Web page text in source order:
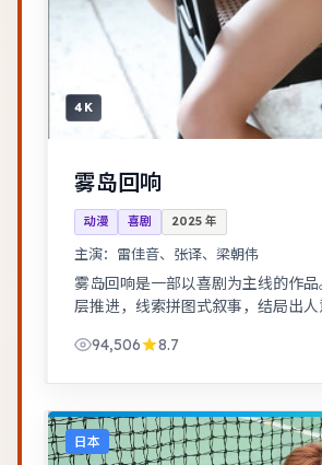
4K
雾岛回响
动漫 喜剧 2025 年
主演： 雷佳音、张译、梁朝伟
雾岛回响是一部以喜剧为主线的作
层推进，线索拼图式叙事，结局出
94,506
8.7
日本